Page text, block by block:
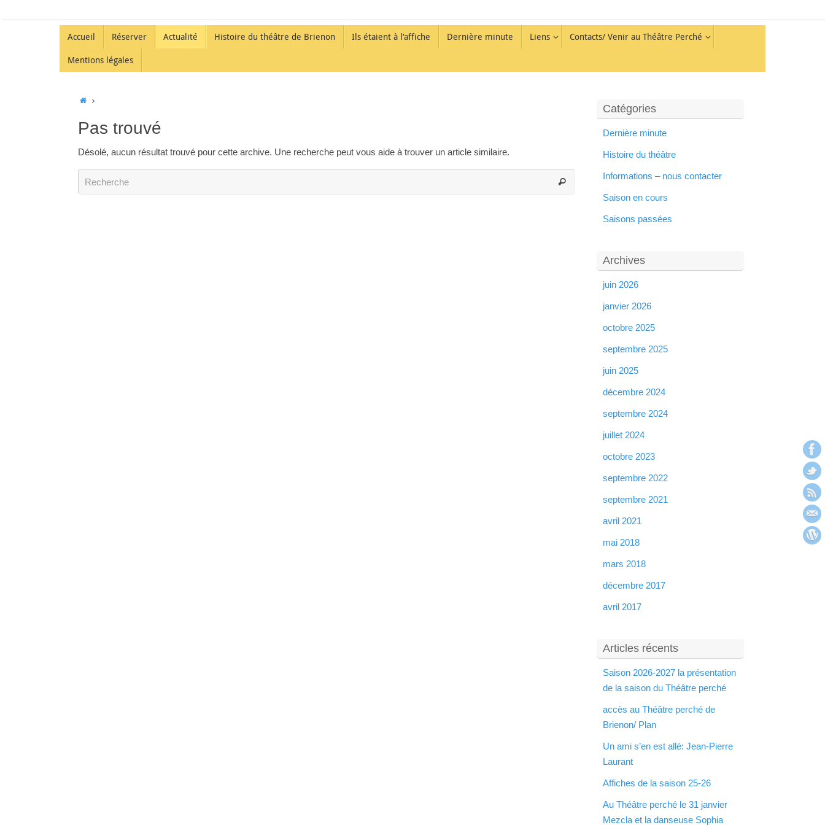
Accueil Réserver Actualité Histoire du théâtre de Brienon Ils étaient à l’affiche Dernière minute Liens
Contacts/ Venir au Théâtre Perché
Mentions légales
Pas trouvé
Désolé, aucun résultat trouvé pour cette archive. Une recherche peut vous aide à trouver un article similaire.
Catégories
Dernière minute
Histoire du théâtre
Informations – nous contacter
Saison en cours
Saisons passées
Archives
juin 2026
janvier 2026
octobre 2025
septembre 2025
juin 2025
décembre 2024
septembre 2024
juillet 2024
octobre 2023
septembre 2022
septembre 2021
avril 2021
mai 2018
mars 2018
décembre 2017
avril 2017
Articles récents
Saison 2026-2027 la présentation
de la saison du Théâtre perché
accès au Théâtre perché de
Brienon/ Plan
Un ami s’en est allé: Jean-Pierre
Laurant
Affiches de la saison 25-26
Au Théâtre perché le 31 janvier
Mezcla et la danseuse Sophia